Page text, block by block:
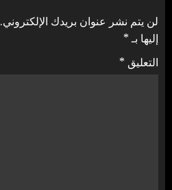
لن يتم نشر عنوان بريدك الإلكتروني.
إليها بـ*
التعليق *